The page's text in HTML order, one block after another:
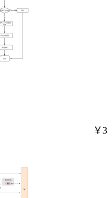
￥3